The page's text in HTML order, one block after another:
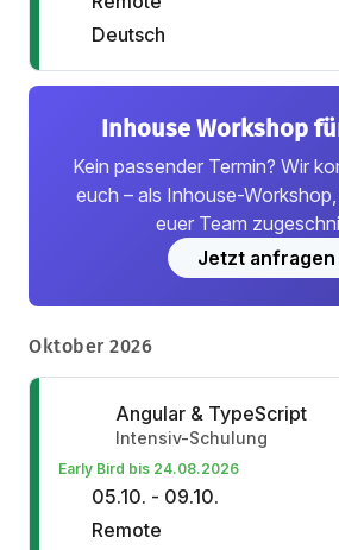
Deutsch
Inhouse Workshop
Kein passender Termin? Wir
euch – als Inhouse-
euer Team
Jetzt anfragen
Oktober 2026
Angular & TypeScript
Intensiv-Schulung
Early Bird bis 24.08.2026
05.10. - 09.10.
Remote